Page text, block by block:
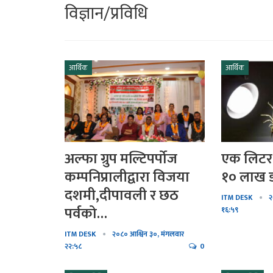
विज्ञान/प्रविधि
आर्थिक
अल्फा ग्रुप मल्टिपर्पोज
कम्पनिप्रालीद्वारा विजया
दशमी,दीपावली र छठ
पर्वको…
ITM DESK
२०८० आश्विन ३०, मंगलवार
२२:५८
0
आर्थिक
एक
१० लाख
ITM DESK
१६:५९
गर्दा नगर्नुहोस
गायक तथा संगीतकार
राई र पुनम चाम्लीङ्ग…
तामाङ कथानक चलचित्र
चलचित्रको ट्रेलर…
गायक तथा समाजसेवी
कार्कीको नयाँ गित…
याक्थुङ र धर्म पिपासु ?